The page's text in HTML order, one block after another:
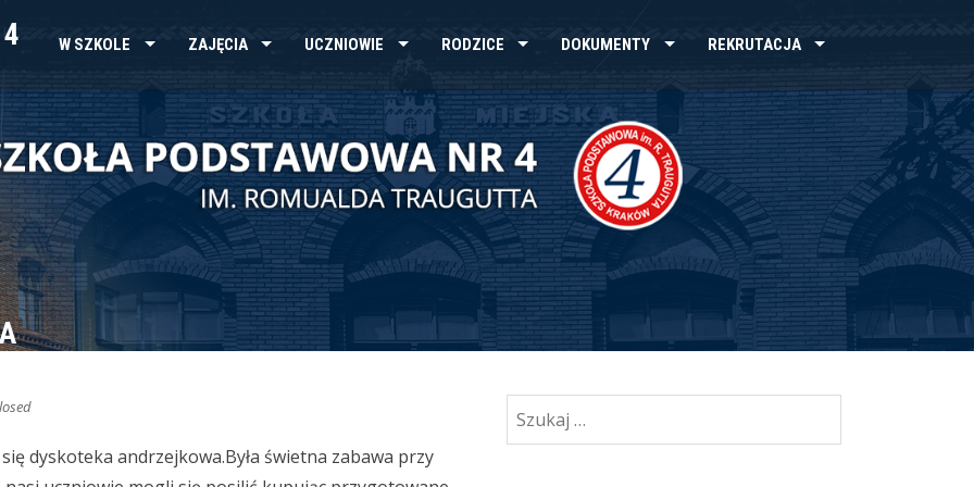
W SZKOLE ZAJĘCIA UCZNIOWIE RODZICE DOKUMENTY REKRUTACJA
dyskoteka andrzejkowa.Była świetna zabawa przy
Szukaj: